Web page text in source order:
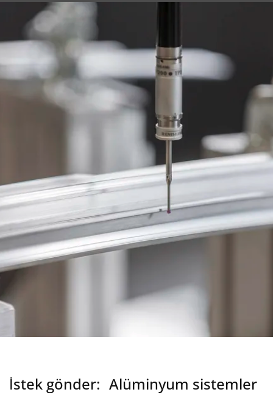
İstek gönder: Alüminyum sistemler